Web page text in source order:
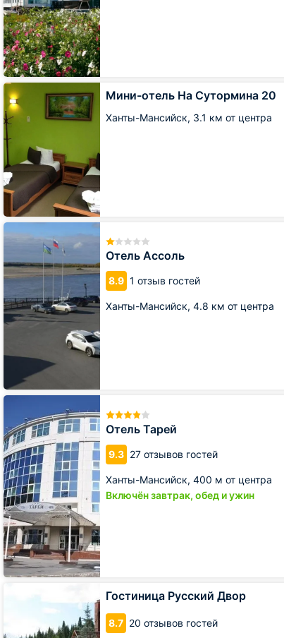
Мини-отель На Сутормина 20
Ханты-Мансийск, 3.1 км от центра
Мини-
отель
На
Сутормина
20
Отель Ассоль
8.9 1 отзыв гостей
Ханты-Мансийск, 4.8 км от центра
Отель
Ассоль
Отель Тарей
9.3 27 отзывов гостей
Ханты-Мансийск, 400 м от центра
Включён завтрак, обед и ужин
Отель
Гостиница Русский Двор
8.7 20 отзывов гостей